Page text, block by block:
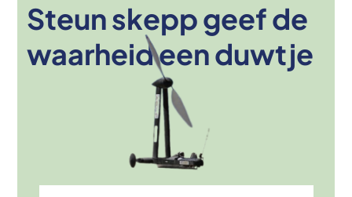
Steun skepp geef de
waarheid een duwtje
Afbeelding